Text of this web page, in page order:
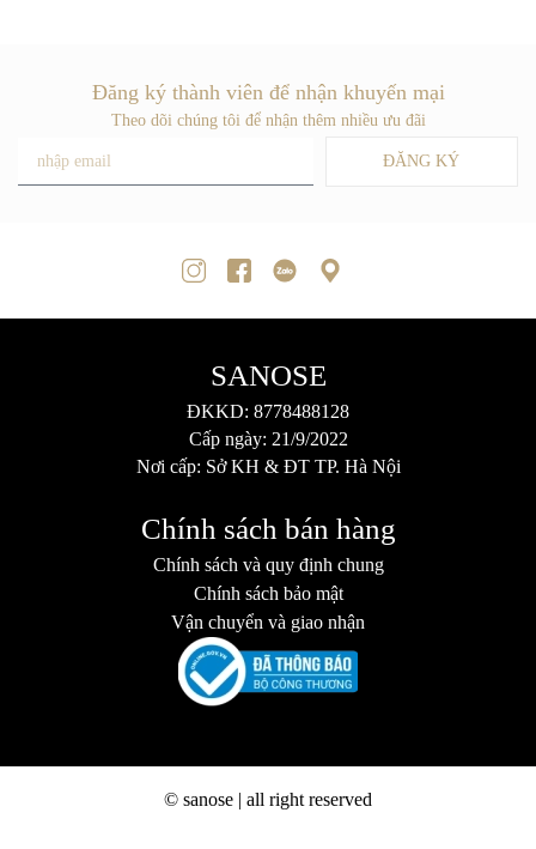
Đăng ký thành viên để nhận khuyến mại
Theo dõi chúng tôi để nhận thêm nhiều ưu đãi
ĐĂNG KÝ
SANOSE
ĐKKD: 8778488128
Cấp ngày: 21/9/2022
Nơi cấp: Sở KH & ĐT TP. Hà Nội
Chính sách bán hàng
Chính sách và quy định chung
Chính sách bảo mật
Vận chuyển và giao nhận
© sanose | all right reserved